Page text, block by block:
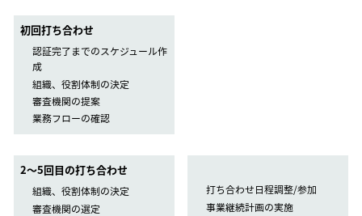
初回打ち合わせ
認証完了までのスケジュール作
成
組織、役割体制の決定
審査機関の提案
業務フローの確認
2〜5回目の打ち合わせ
組織、役割体制の決定
審査機関の選定
打ち合わせ日程調整/参加
事業継続計画の実施